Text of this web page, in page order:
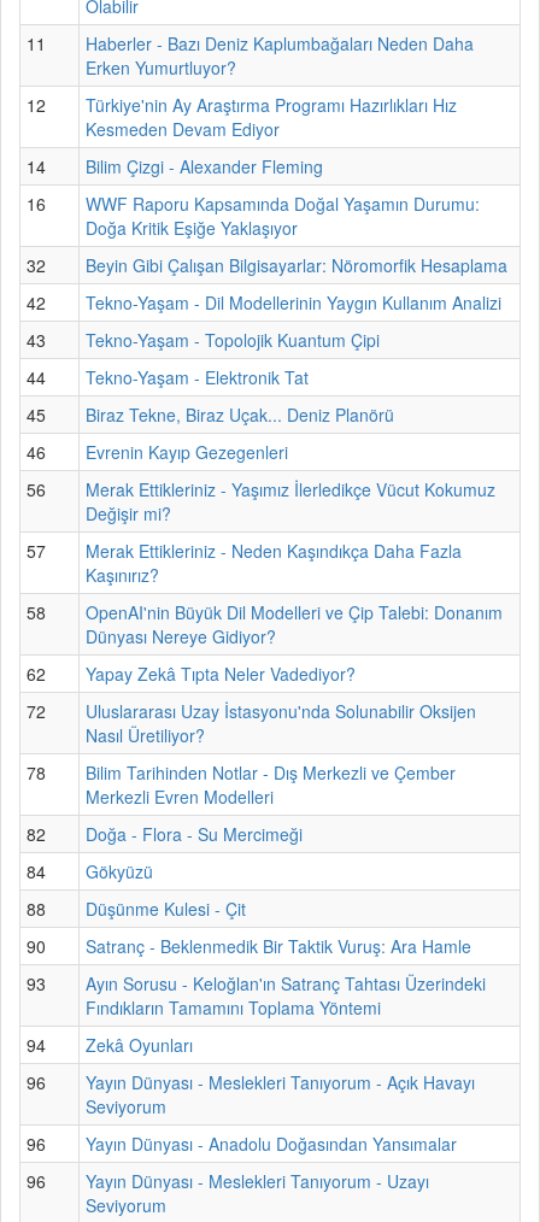
Olabilir
11
Haberler - Bazı Deniz Kaplumbağaları Neden Daha
Erken Yumurtluyor?
12
Türkiye'nin Ay Araştırma Programı Hazırlıkları Hız
Kesmeden Devam Ediyor
14
Bilim Çizgi - Alexander Fleming
16
WWF Raporu Kapsamında Doğal Yaşamın Durumu:
Doğa Kritik Eşiğe Yaklaşıyor
32
Beyin Gibi Çalışan Bilgisayarlar: Nöromorfik Hesaplama
42
Tekno-Yaşam - Dil Modellerinin Yaygın Kullanım Analizi
43
Tekno-Yaşam - Topolojik Kuantum Çipi
44
Tekno-Yaşam - Elektronik Tat
45
Biraz Tekne, Biraz Uçak... Deniz Planörü
46
Evrenin Kayıp Gezegenleri
56
Merak Ettikleriniz - Yaşımız İlerledikçe Vücut Kokumuz
Değişir mi?
57
Merak Ettikleriniz - Neden Kaşındıkça Daha Fazla
Kaşınırız?
58
OpenAI'nin Büyük Dil Modelleri ve Çip Talebi: Donanım
Dünyası Nereye Gidiyor?
62
Yapay Zekâ Tıpta Neler Vadediyor?
72
Uluslararası Uzay İstasyonu'nda Solunabilir Oksijen
Nasıl Üretiliyor?
78
Bilim Tarihinden Notlar - Dış Merkezli ve Çember
Merkezli Evren Modelleri
82
Doğa - Flora - Su Mercimeği
84
Gökyüzü
88
Düşünme Kulesi - Çit
90
Satranç - Beklenmedik Bir Taktik Vuruş: Ara Hamle
93
Ayın Sorusu - Keloğlan'ın Satranç Tahtası Üzerindeki
Fındıkların Tamamını Toplama Yöntemi
94
Zekâ Oyunları
96
Yayın Dünyası - Meslekleri Tanıyorum - Açık Havayı
Seviyorum
96
Yayın Dünyası - Anadolu Doğasından Yansımalar
96
Yayın Dünyası - Meslekleri Tanıyorum - Uzayı
Seviyorum